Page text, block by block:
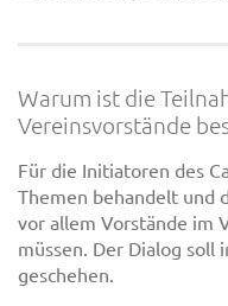
Warum ist die
Vereinsvorstände
Für die Initiatoren des
Themen behandelt und
vor allem Vorstände im
müssen. Der Dialog soll
geschehen.